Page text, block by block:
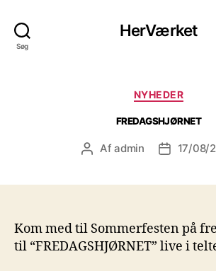
Søg
HerVærket
Kategorier
NYHEDER
FREDAGSHJØRNET
Indlægsforfatter
Afadmin 17/08/
Kom med til Sommerfesten på
til “FREDAGSHJØRNET” live i